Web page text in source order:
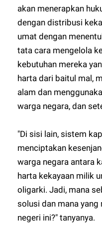
akan menerapkan
dengan distribusi
umat dengan
tata cara mengelola
kebutuhan mereka
harta dari baitul mal,
alam dan
warga negara, dan
"Di sisi lain, sistem
menciptakan
warga negara antara
harta kekayaan milik
oligarki. Jadi, mana
solusi dan mana
negeri ini?" tanyanya.